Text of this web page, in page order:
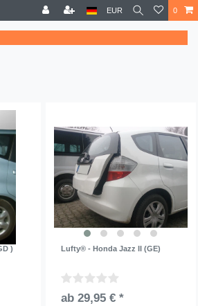
EUR 0
) Lufty® - Honda Jazz II (GE)
ab 29,95 € *